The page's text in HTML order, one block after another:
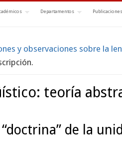
Departamentos Publicaciones
aquí
y observaciones sobre la
teoría
de la